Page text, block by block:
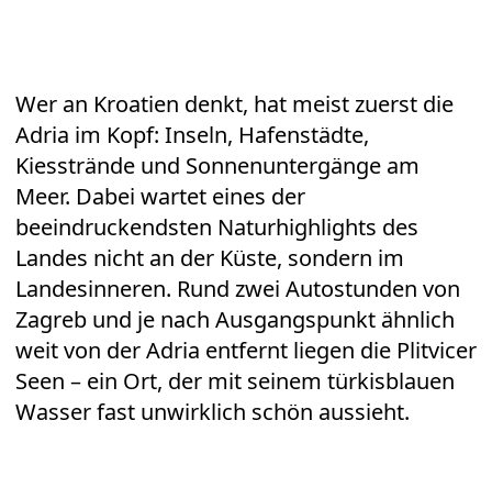
Wer an Kroatien denkt, hat meist zuerst die
Adria im Kopf: Inseln, Hafenstädte,
Kiesstrände und Sonnenuntergänge am
Meer. Dabei wartet eines der
beeindruckendsten Naturhighlights des
Landes nicht an der Küste, sondern im
Landesinneren. Rund zwei Autostunden von
Zagreb und je nach Ausgangspunkt ähnlich
weit von der Adria entfernt liegen die Plitvicer
Seen – ein Ort, der mit seinem türkisblauen
Wasser fast unwirklich schön aussieht.